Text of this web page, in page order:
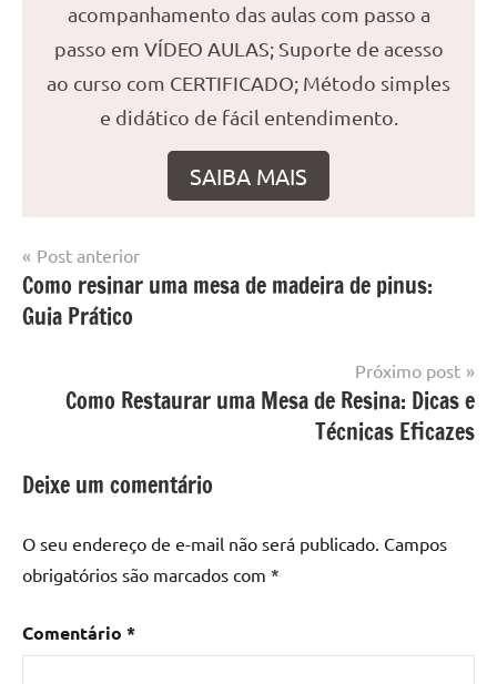
acompanhamento das aulas com passo a
passo em VÍDEO AULAS; Suporte de acesso
ao curso com CERTIFICADO; Método simples
e didático de fácil entendimento.
SAIBA MAIS
Marcado
com
mesa
epoxi
mesa
madeira,
Mesa
madeira
com
Mesa
resinada
Navegação
de
Post
Post anterior
Como resinar uma mesa de madeira de pinus:
Guia Prático
Próximo post
Como Restaurar uma Mesa de Resina: Dicas e
Técnicas Eficazes
Deixe um comentário
O seu endereço de e-mail não será publicado. Campos
obrigatórios são marcados com *
Comentário *